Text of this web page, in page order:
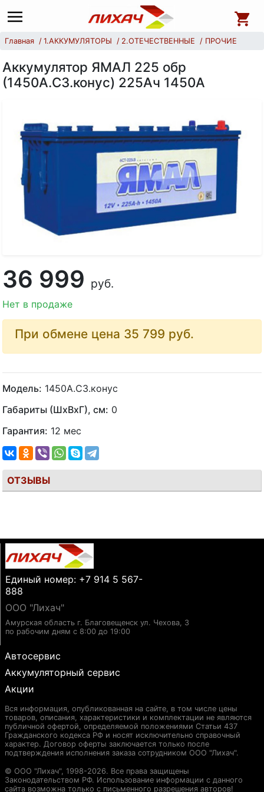
Главная 1.АККУМУЛЯТОРЫ 2.ОТЕЧЕСТВЕННЫЕ ПРОЧИЕ
Аккумулятор ЯМАЛ 225 обр
(1450А.С3.конус) 225Ач 1450А
36 999 руб.
Нет в продаже
При обмене цена 35 799 руб.
Модель: 1450А.С3.конус
Габариты (ШхВхГ), см: 0
Гарантия: 12 мес
ОТЗЫВЫ
Единый номер: +7 914 5 567-
888
ООО "Лихач"
Амурская область г. Благовещенск ул. Чехова, 3
по рабочим дням с 8:00 до 19:00
Автосервис
Аккумуляторный сервис
Акции
Вся информация, опубликованная на сайте, в том числе цены
товаров, описания, характеристики и комплектации не являются
публичной офертой, определяемой положениями Статьи 437
Гражданского кодекса РФ и носят исключительно справочный
характер. Договор оферты заключается только после
подтверждения исполнения заказа сотрудником ООО "Лихач".
© ООО "Лихач", 1998-2026. Все права защищены
Законодательством РФ. Использование информации с данного
сайта возможна только с письменного разрешения авторов!